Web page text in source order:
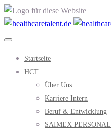
Startseite
HCT
Über Uns
Karriere Intern
Beruf & Entwicklung
SAIMEX PERSONAL